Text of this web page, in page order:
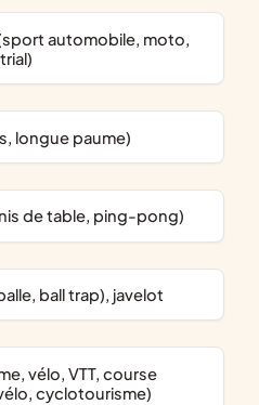
trial)
longue paume)
de table, ping-pong)
ball trap), javelot
cyclotourisme)